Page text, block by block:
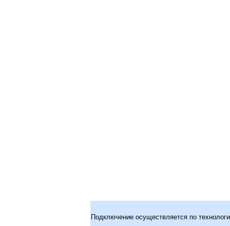
Подключение осуществляется по